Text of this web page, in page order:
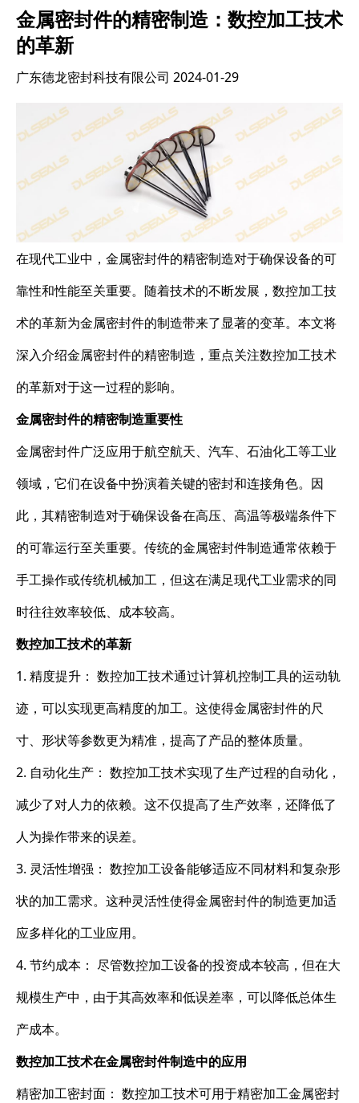
金属密封件的精密制造：数控加工技术
的革新
广东德龙密封科技有限公司 2024-01-29
在现代工业中，金属密封件的精密制造对于确保设备的可
靠性和性能至关重要。随着技术的不断发展，数控加工技
术的革新为金属密封件的制造带来了显著的变革。本文将
深入介绍金属密封件的精密制造，重点关注数控加工技术
的革新对于这一过程的影响。
金属密封件的精密制造重要性
金属密封件广泛应用于航空航天、汽车、石油化工等工业
领域，它们在设备中扮演着关键的密封和连接角色。因
此，其精密制造对于确保设备在高压、高温等极端条件下
的可靠运行至关重要。传统的金属密封件制造通常依赖于
手工操作或传统机械加工，但这在满足现代工业需求的同
时往往效率较低、成本较高。
数控加工技术的革新
1. 精度提升： 数控加工技术通过计算机控制工具的运动轨
迹，可以实现更高精度的加工。这使得金属密封件的尺
寸、形状等参数更为精准，提高了产品的整体质量。
2. 自动化生产： 数控加工技术实现了生产过程的自动化，
减少了对人力的依赖。这不仅提高了生产效率，还降低了
人为操作带来的误差。
3. 灵活性增强： 数控加工设备能够适应不同材料和复杂形
状的加工需求。这种灵活性使得金属密封件的制造更加适
应多样化的工业应用。
4. 节约成本： 尽管数控加工设备的投资成本较高，但在大
规模生产中，由于其高效率和低误差率，可以降低总体生
产成本。
数控加工技术在金属密封件制造中的应用
精密加工密封面： 数控加工技术可用于精密加工金属密封